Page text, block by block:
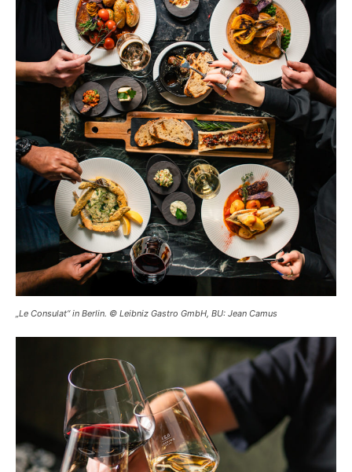
„Le Consulat“ in Berlin. © Leibniz Gastro GmbH, BU: Jean Camus